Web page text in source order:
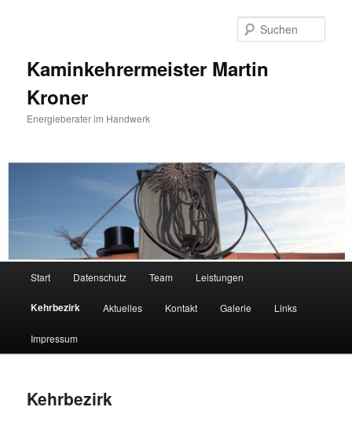
Kaminkehrermeister Martin
Kroner
Energieberater im Handwerk
Start Datenschutz Team Leistungen
Kehrbezirk Aktuelles Kontakt Galerie Links
Impressum
Kehrbezirk